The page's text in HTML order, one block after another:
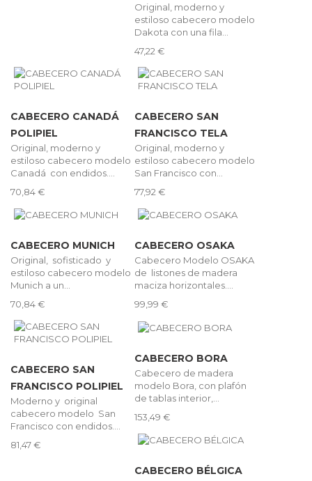
Original, moderno y
estiloso cabecero modelo
Dakota con una fila...
47,22 €
CABECERO CANADÁ
POLIPIEL
Original, moderno y
estiloso cabecero modelo
Canadá con endidos....
70,84 €
CABECERO SAN
FRANCISCO TELA
Original, moderno y
estiloso cabecero modelo
San Francisco con...
77,92 €
CABECERO MUNICH
Original, sofisticado y
estiloso cabecero modelo
Munich a un...
70,84 €
CABECERO OSAKA
Cabecero Modelo OSAKA
de listones de madera
maciza horizontales....
99,99 €
CABECERO SAN
FRANCISCO POLIPIEL
Moderno y original
cabecero modelo San
Francisco con endidos....
81,47 €
CABECERO BORA
Cabecero de madera
modelo Bora, con plafón
de tablas interior,...
153,49 €
CABECERO BÉLGICA